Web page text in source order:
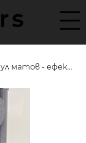
Боя графит 3в1 с металик - Фул матов - ефект - Grafite 3in1 synthetic enamel